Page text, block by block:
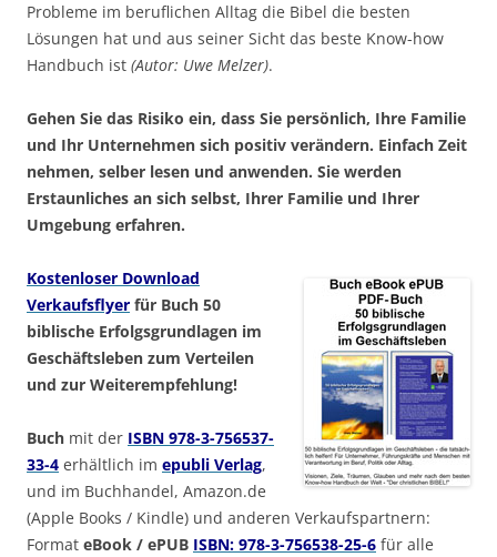
Probleme im beruflichen Alltag die Bibel die besten
Lösungen hat und aus seiner Sicht das beste Know-how
Handbuch ist (Autor: Uwe Melzer).
Gehen Sie das Risiko ein, dass Sie persönlich, Ihre Familie
und Ihr Unternehmen sich positiv verändern. Einfach Zeit
nehmen, selber lesen und anwenden. Sie werden
Erstaunliches an sich selbst, Ihrer Familie und Ihrer
Umgebung erfahren.
Kostenloser Download
Verkaufsflyer für Buch 50
biblische Erfolgsgrundlagen im
Geschäftsleben zum Verteilen
und zur Weiterempfehlung!
Buch mit der ISBN 978-3-756537-
33-4 erhältlich im epubli Verlag,
und im Buchhandel, Amazon.de
(Apple Books / Kindle) und anderen Verkaufspartnern:
Format eBook / ePUB ISBN: 978-3-756538-25-6 für alle